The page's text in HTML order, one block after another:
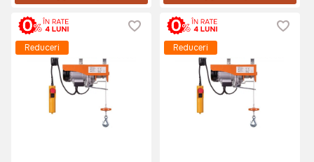
Reduceri Reduceri